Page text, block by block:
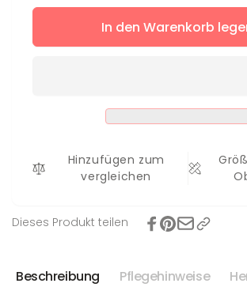
Menge
für
die
Menge
für
In den Warenkorb
Hinzufügen zum
vergleichen
Dieses Produkt teilen
Beschreibung Pflegehinweise